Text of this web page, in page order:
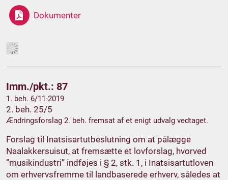
Dokumenter
Imm./pkt.: 87
1. beh. 6/11-2019
2. beh. 25/5
Ændringsforslag 2. beh. fremsat af et enigt udvalg vedtaget.
Forslag til Inatsisartutbeslutning om at pålægge
Naalakkersuisut, at fremsætte et lovforslag, hvorved
”musikindustri” indføjes i § 2, stk. 1, i Inatsisartutloven
om erhvervsfremme til landbaserede erhverv, således at